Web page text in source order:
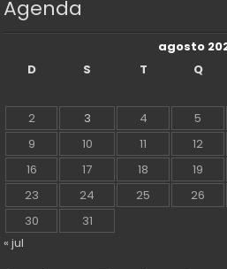
Agenda
agosto
D
S T Q
2
3 4 5
9
10 11 12
16
17 18 19
23
24 25 26
30
31
« jul